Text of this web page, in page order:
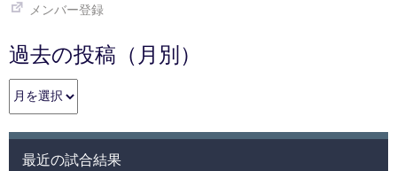
メンバー登録
過去の投稿（月別）
過
去
投
最近の試合結果